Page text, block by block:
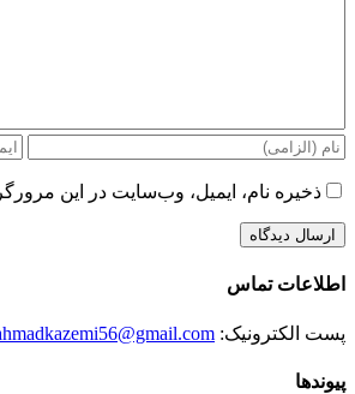
ذخیره نام، ایمیل، وب‌سایت در این
اطلاعات تماس
پست الکترونیک:
پیوندها